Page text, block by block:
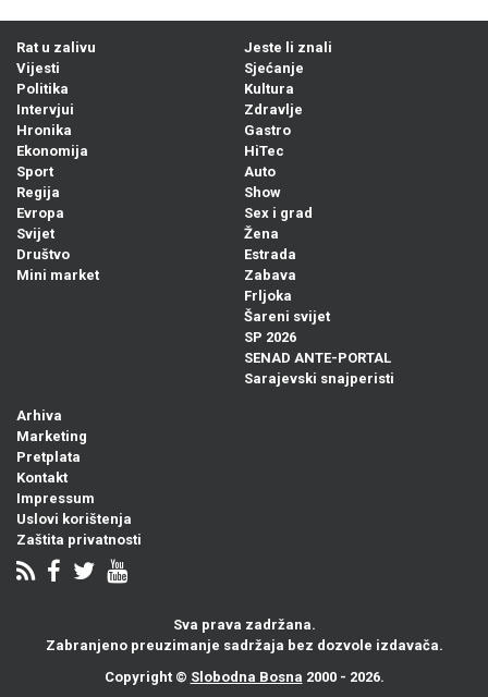
Rat u zalivu
Vijesti
Politika
Intervjui
Hronika
Ekonomija
Sport
Regija
Evropa
Svijet
Društvo
Mini market
Jeste li znali
Sjećanje
Kultura
Zdravlje
Gastro
HiTec
Auto
Show
Sex i grad
Žena
Estrada
Zabava
Frljoka
Šareni svijet
SP 2026
SENAD ANTE-PORTAL
Sarajevski snajperisti
Arhiva
Marketing
Pretplata
Kontakt
Impressum
Uslovi korištenja
Zaštita privatnosti
Sva prava zadržana.
Zabranjeno preuzimanje sadržaja bez dozvole izdavača.
Copyright © Slobodna Bosna 2000 - 2026.